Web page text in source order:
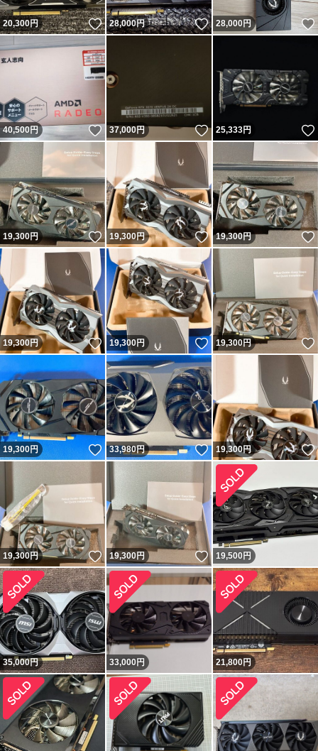
20,300円 いいね！
28,000円 いいね！
28,000 円
40,500円 いいね！
37,000円 いいね！
25,333円
19,300円 いいね！
19,300円 いいね！
19,300円
19,300円 いいね！
19,300円 いいね！
19,300円
19,300円 いいね！
33,980円 いいね！
19,300円
19,300円 いいね！
19,300円 いいね！
19,500円
35,000円 33,000円 21,800円